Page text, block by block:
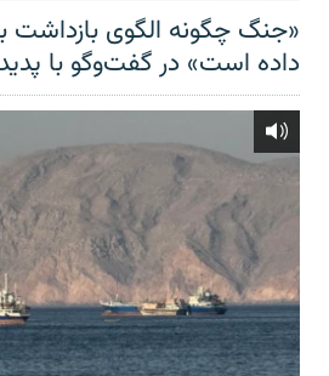
«جنگ چگونه الگوی بازداشت
داده است» در گفت‌وگو با